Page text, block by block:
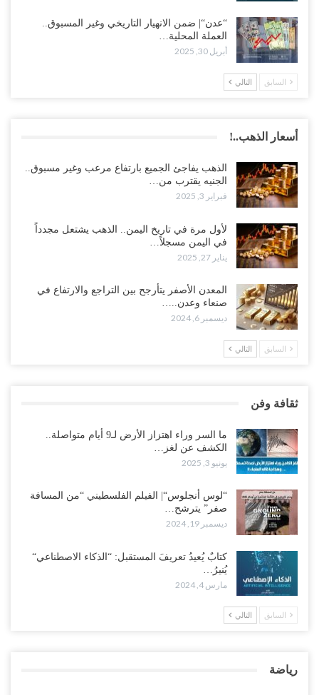
“عدن“| ضمن الانهيار التاريخي وغير المسبوق..
العملة المحلية…
أبريل 30, 2025
السابق التالي
أسعار الذهب..!
الذهب يفاجئ الجميع بارتفاع مرعب وغير مسبوق..
الجنيه يقترب من…
فبراير 3, 2025
لأول مرة في تاريخ اليمن.. الذهب يشتعل مجدداً
في اليمن مسجلاً…
يناير 27, 2025
المعدن الأصفر يتأرجح بين التراجع والارتفاع في
صنعاء وعدن..…
ديسمبر 6, 2024
السابق التالي
ثقافة وفن
ما السر وراء اهتزاز الأرض لـ9 أيام متواصلة..
الكشف عن لغز…
يونيو 3, 2025
“لوس أنجلوس“| الفيلم الفلسطيني “من المسافة
صفر” يترشح…
ديسمبر 19, 2024
كتابٌ يُعيدُ تعريفَ المستقبل: “الذكاء الاصطناعي“
يُنيرُ…
مارس 4, 2024
السابق التالي
رياضة